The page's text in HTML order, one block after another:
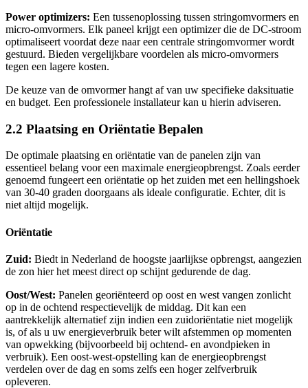
Power optimizers: Een tussenoplossing tussen stringomvormers en
micro-omvormers. Elk paneel krijgt een optimizer die de DC-stroom
optimaliseert voordat deze naar een centrale stringomvormer wordt
gestuurd. Bieden vergelijkbare voordelen als micro-omvormers
tegen een lagere kosten.
De keuze van de omvormer hangt af van uw specifieke daksituatie
en budget. Een professionele installateur kan u hierin adviseren.
2.2 Plaatsing en Oriëntatie Bepalen
De optimale plaatsing en oriëntatie van de panelen zijn van
essentieel belang voor een maximale energieopbrengst. Zoals eerder
genoemd fungeert een oriëntatie op het zuiden met een hellingshoek
van 30-40 graden doorgaans als ideale configuratie. Echter, dit is
niet altijd mogelijk.
Oriëntatie
Zuid: Biedt in Nederland de hoogste jaarlijkse opbrengst, aangezien
de zon hier het meest direct op schijnt gedurende de dag.
Oost/West: Panelen georiënteerd op oost en west vangen zonlicht
op in de ochtend respectievelijk de middag. Dit kan een
aantrekkelijk alternatief zijn indien een zuidoriëntatie niet mogelijk
is, of als u uw energieverbruik beter wilt afstemmen op momenten
van opwekking (bijvoorbeeld bij ochtend- en avondpieken in
verbruik). Een oost-west-opstelling kan de energieopbrengst
verdelen over de dag en soms zelfs een hoger zelfverbruik
opleveren.